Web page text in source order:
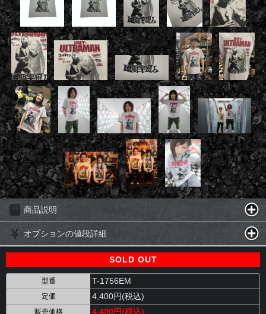
商品説明
オプションの値段詳細
SOLD OUT
型番 T-1756EM
定価 4,400円(税込)
販売価格 4,400円(税込)